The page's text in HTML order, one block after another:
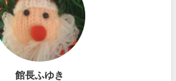
館長ふゆき